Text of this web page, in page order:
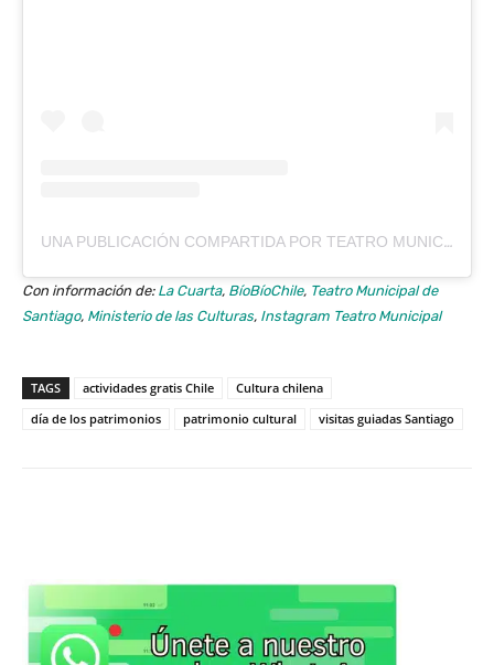
UNA PUBLICACIÓN COMPARTIDA POR TEATRO MUNICIPAL DE SANTIAGO (@MUNICIPALDESANTIAGO)
Con información de: La Cuarta, BíoBíoChile, Teatro Municipal de
Santiago, Ministerio de las Culturas, Instagram Teatro Municipal
TAGS actividades gratis Chile
Cultura chilena
día de los patrimonios
patrimonio cultural visitas guiadas Santiago